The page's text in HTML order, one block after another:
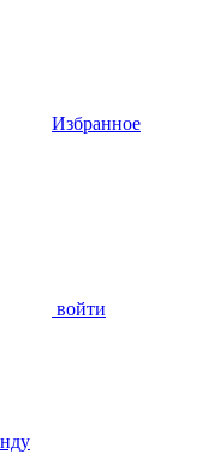
Избранное
войти